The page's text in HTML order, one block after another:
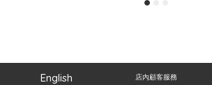
English 店內顧客服務